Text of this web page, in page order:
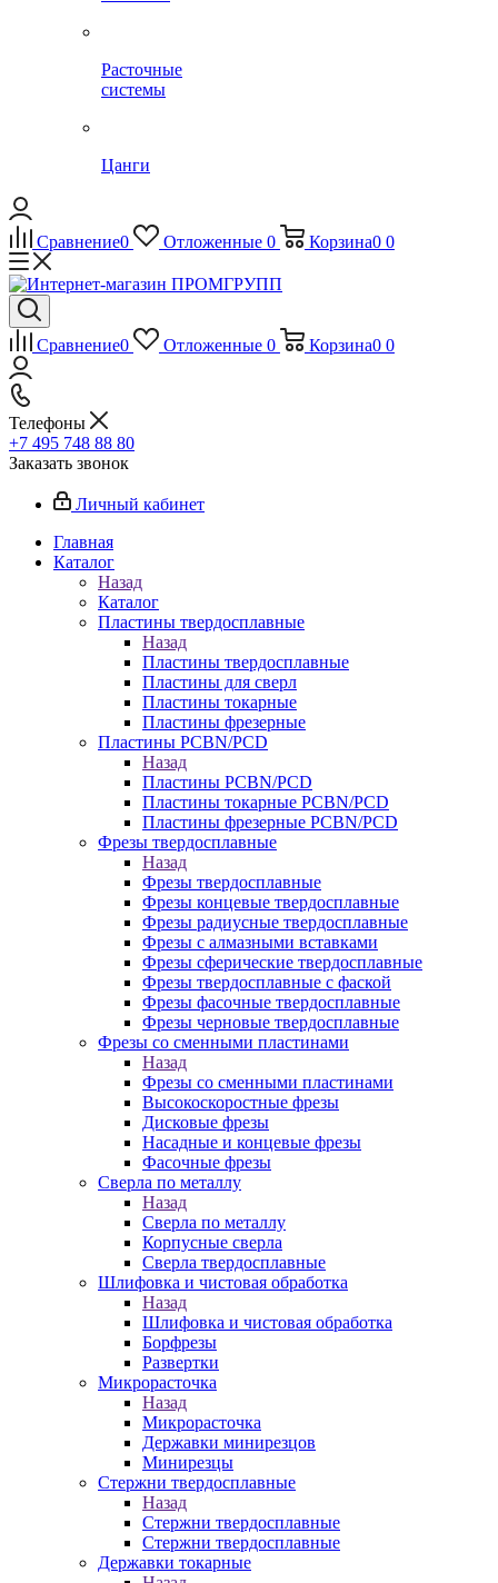
Расточные
системы
Цанги
Сравнение0 Отложенные 0 Корзина0 0
Сравнение0 Отложенные 0 Корзина0 0
Телефоны
+7 495 748 88 80
Заказать звонок
Личный кабинет
Главная
Каталог
Назад
Каталог
Пластины твердосплавные
Назад
Пластины твердосплавные
Пластины для сверл
Пластины токарные
Пластины фрезерные
Пластины PCBN/PCD
Назад
Пластины PCBN/PCD
Пластины токарные PCBN/PCD
Пластины фрезерные PCBN/PCD
Фрезы твердосплавные
Назад
Фрезы твердосплавные
Фрезы концевые твердосплавные
Фрезы радиусные твердосплавные
Фрезы с алмазными вставками
Фрезы сферические твердосплавные
Фрезы твердосплавные с фаской
Фрезы фасочные твердосплавные
Фрезы черновые твердосплавные
Фрезы со сменными пластинами
Назад
Фрезы со сменными пластинами
Высокоскоростные фрезы
Дисковые фрезы
Насадные и концевые фрезы
Фасочные фрезы
Сверла по металлу
Назад
Сверла по металлу
Корпусные сверла
Сверла твердосплавные
Шлифовка и чистовая обработка
Назад
Шлифовка и чистовая обработка
Борфрезы
Развертки
Микрорасточка
Назад
Микрорасточка
Державки минирезцов
Минирезцы
Стержни твердосплавные
Назад
Стержни твердосплавные
Стержни твердосплавные
Державки токарные